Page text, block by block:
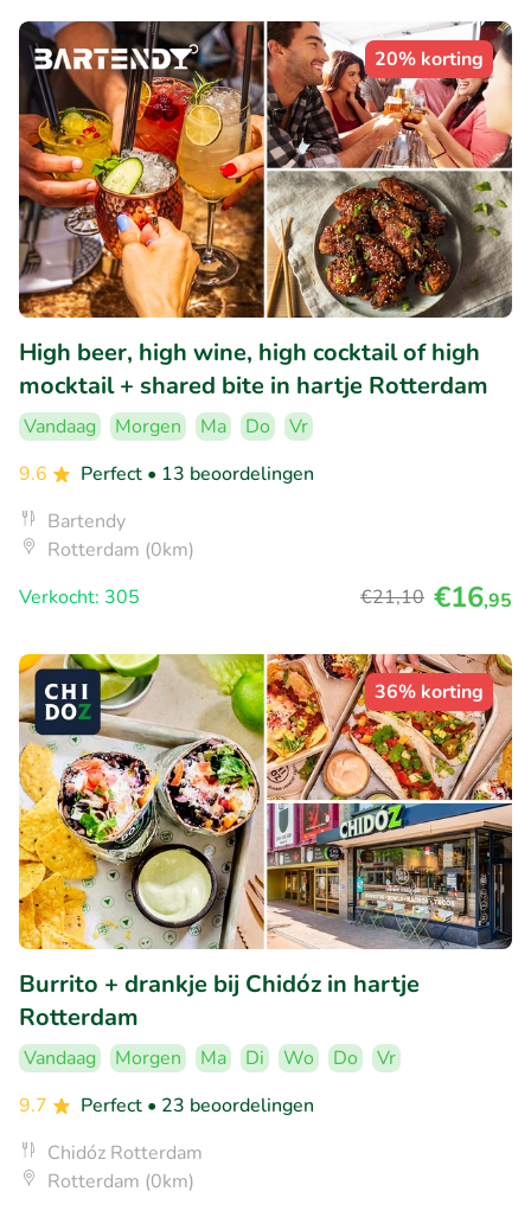
20% korting
High beer, high wine, high cocktail of high
mocktail + shared bite in hartje Rotterdam
Vandaag Morgen Ma Do
Vr
9.6
Perfect • 13 beoordelingen
Bartendy
Rotterdam (0km)
Verkocht: 305
€21,10 €16,95
36% korting
Burrito + drankje bij Chidóz in hartje
Rotterdam
Vandaag Morgen Ma Di Wo Do
Vr
9.7
Perfect • 23 beoordelingen
Chidóz Rotterdam
Rotterdam (0km)